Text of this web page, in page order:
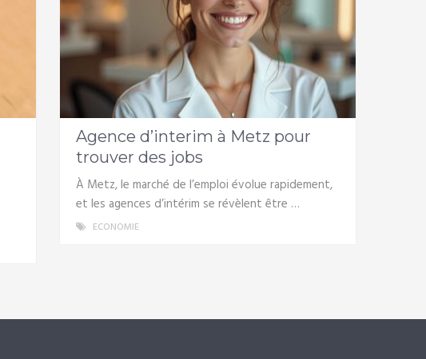
Agence d’interim à Metz pour
trouver des jobs
À Metz, le marché de l’emploi évolue rapidement,
et les agences d’intérim se révèlent être …
ECONOMIE